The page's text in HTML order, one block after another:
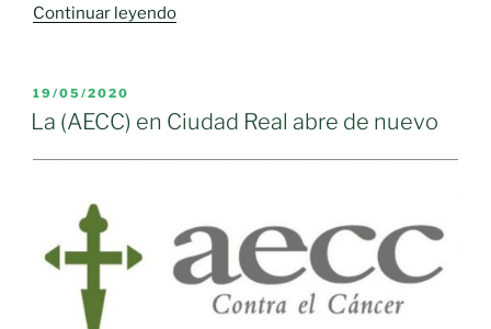
Continuar leyendo«La
y
Rural
(AMFAR)
inaugura
PUBLICADO
EL
19/05/2020
La (AECC) en Ciudad Real abre de nuevo